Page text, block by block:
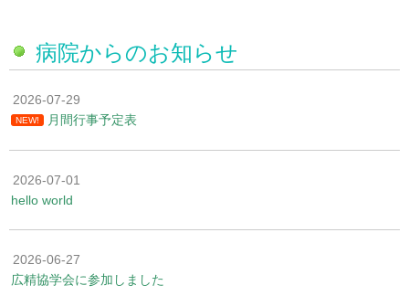
病院からのお知らせ
2026-07-29
NEW! 月間行事予定表
2026-07-01
hello world
2026-06-27
広精協学会に参加しました